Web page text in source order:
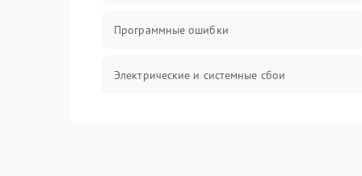
Программные ошибки
Электрические и системные сбои